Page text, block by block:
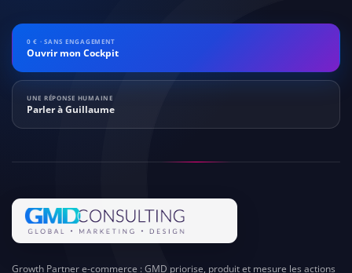
0 € · SANS ENGAGEMENT
Ouvrir mon Cockpit
UNE RÉPONSE HUMAINE
Parler à Guillaume
Growth Partner e-commerce : GMD priorise, produit et mesure les actions